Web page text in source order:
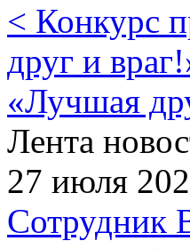
< Конкурс
друг и
«Лучшая
Лента
27 июля
Сотрудник